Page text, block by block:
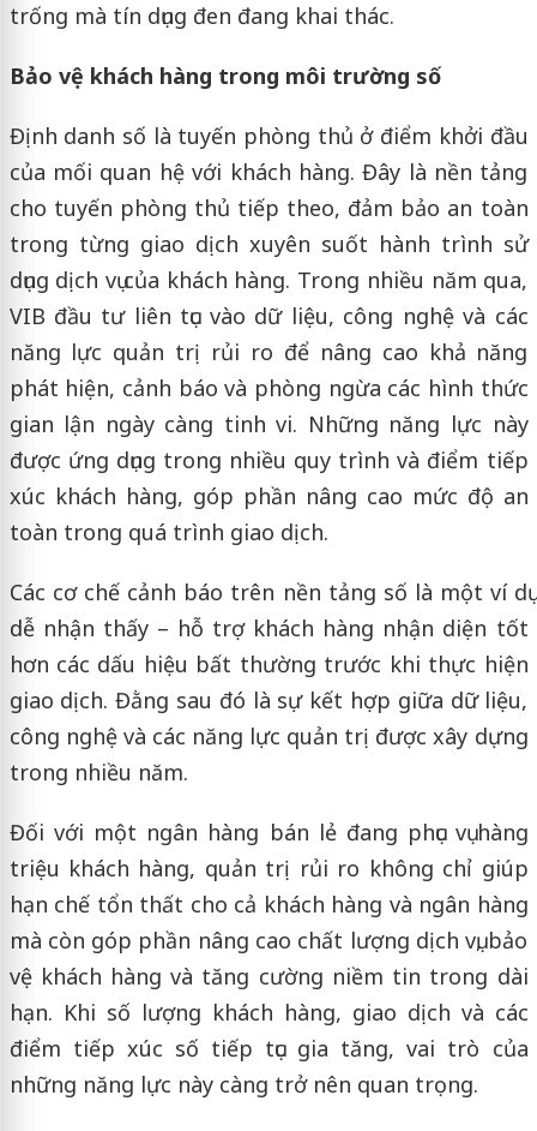
trống mà tín dụng đen đang khai thác.
Bảo vệ khách hàng trong môi trường số
Định danh số là tuyến phòng thủ ở điểm khởi đầu
của mối quan hệ với khách hàng. Đây là nền tảng
cho tuyến phòng thủ tiếp theo, đảm bảo an toàn
trong từng giao dịch xuyên suốt hành trình sử
dụng dịch vụ của khách hàng. Trong nhiều năm qua,
VIB đầu tư liên tục vào dữ liệu, công nghệ và các
năng lực quản trị rủi ro để nâng cao khả năng
phát hiện, cảnh báo và phòng ngừa các hình thức
gian lận ngày càng tinh vi. Những năng lực này
được ứng dụng trong nhiều quy trình và điểm tiếp
xúc khách hàng, góp phần nâng cao mức độ an
toàn trong quá trình giao dịch.
Các cơ chế cảnh báo trên nền tảng số là một ví dụ
dễ nhận thấy – hỗ trợ khách hàng nhận diện tốt
hơn các dấu hiệu bất thường trước khi thực hiện
giao dịch. Đằng sau đó là sự kết hợp giữa dữ liệu,
công nghệ và các năng lực quản trị được xây dựng
trong nhiều năm.
Đối với một ngân hàng bán lẻ đang phục vụ hàng
triệu khách hàng, quản trị rủi ro không chỉ giúp
hạn chế tổn thất cho cả khách hàng và ngân hàng
mà còn góp phần nâng cao chất lượng dịch vụ, bảo
vệ khách hàng và tăng cường niềm tin trong dài
hạn. Khi số lượng khách hàng, giao dịch và các
điểm tiếp xúc số tiếp tục gia tăng, vai trò của
những năng lực này càng trở nên quan trọng.